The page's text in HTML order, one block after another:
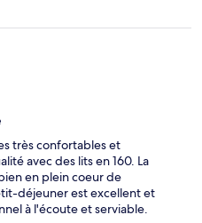
très confortables et
avec des lits en 160. La
en plein coeur de
déjeuner est excellent et
à l'écoute et serviable.